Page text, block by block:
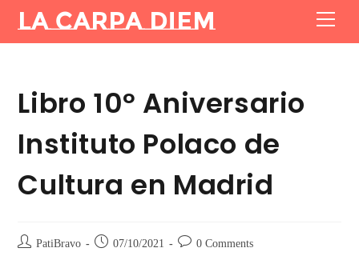
La Carpa Diem
Libro 10º Aniversario
Instituto Polaco de
Cultura en Madrid
PatiBravo 07/10/2021 0 Comments